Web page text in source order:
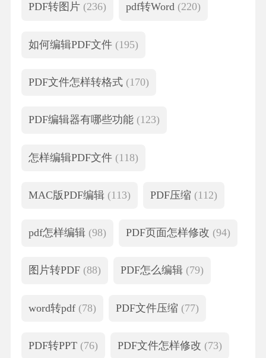
PDF转图片 (236) pdf转Word (220)
如何编辑PDF文件 (195)
PDF文件怎样转格式 (170)
PDF编辑器有哪些功能 (123)
怎样编辑PDF文件 (118)
MAC版PDF编辑 (113) PDF压缩 (112)
pdf怎样编辑 (98) PDF页面怎样修改 (94)
图片转PDF (88) PDF怎么编辑 (79)
word转pdf (78) PDF文件压缩 (77)
PDF转PPT (76) PDF文件怎样修改 (73)